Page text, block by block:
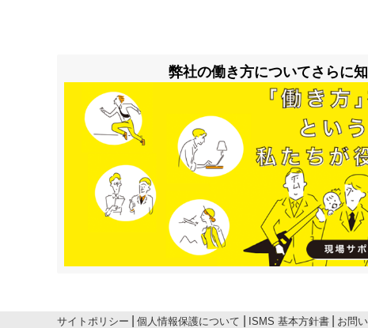
弊社の働き方についてさらに
サイトポリシー 個人情報保護について ISMS 基本方針書 お問